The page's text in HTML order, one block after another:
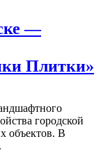
—
Плитки»
городской
объектов. В